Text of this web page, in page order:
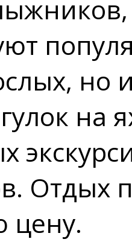
на
Отдых
цену.